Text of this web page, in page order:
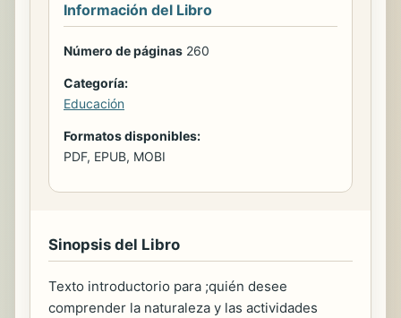
Información del Libro
Número de páginas 260
Categoría:
Educación
Formatos disponibles:
PDF, EPUB, MOBI
Sinopsis del Libro
Texto introductorio para ;quién desee
comprender la naturaleza y las actividades